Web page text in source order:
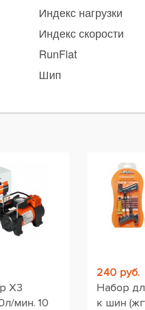
Индекс нагрузки
Индекс скорости
RunFlat
Шип
X3
мин. 10
240 руб.
Набор
к шин